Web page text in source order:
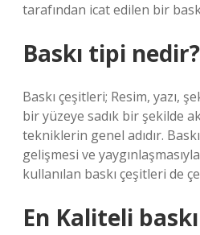
tarafından icat edilen bir
Baskı tipi nedir?
Baskı çeşitleri; Resim, yazı,
bir yüzeye sadık bir şekilde
tekniklerin genel adıdır.
gelişmesi ve
kullanılan baskı çeşitleri de
En Kaliteli